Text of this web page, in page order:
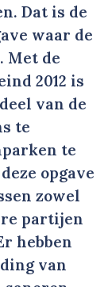
Dat is de
waar de
Met de
2012 is
van de
te
te
opgave
zowel
partijen
hebben
van